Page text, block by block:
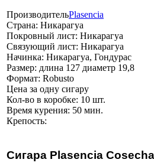
ПроизводительPlasencia
Страна: Никарагуа
Покровный лист: Никарагуа
Связующий лист: Никарагуа
Начинка: Никарагуа, Гондурас
Размер: длина 127 диаметр 19,8
Формат: Robusto
Цена за одну сигару
Кол-во в коробке: 10 шт.
Время курения: 50 мин.
Крепость:
Сигара Plasencia